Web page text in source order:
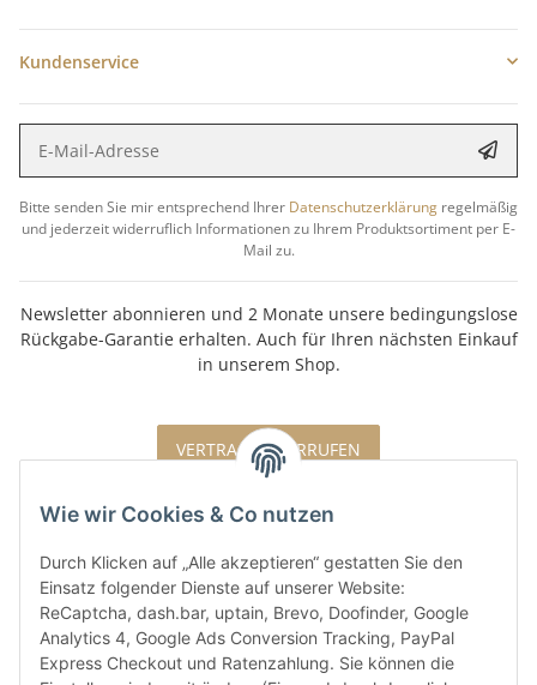
Kundenservice
Bitte senden Sie mir entsprechend Ihrer Datenschutzerklärung regelmäßig
und jederzeit widerruflich Informationen zu Ihrem Produktsortiment per E-
Mail zu.
Newsletter abonnieren und 2 Monate unsere bedingungslose
Rückgabe-Garantie erhalten. Auch für Ihren nächsten Einkauf
in unserem Shop.
VERTRAG WIDERRUFEN
Wie wir Cookies & Co nutzen
Durch Klicken auf „Alle akzeptieren“ gestatten Sie den
Einsatz folgender Dienste auf unserer Website:
ReCaptcha, dash.bar, uptain, Brevo, Doofinder, Google
Analytics 4, Google Ads Conversion Tracking, PayPal
Express Checkout und Ratenzahlung. Sie können die